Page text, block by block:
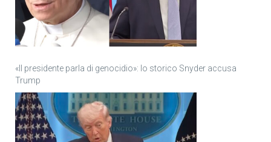
«Il presidente parla di genocidio»: lo storico Snyder accusa
Trump